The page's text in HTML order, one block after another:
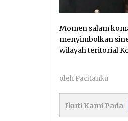
Momen salam
menyimbolkan
wilayah teritorial
oleh Pacitanku
Ikuti Kami Pada